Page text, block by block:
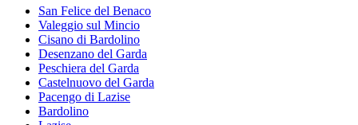
San Felice del Benaco
Valeggio sul Mincio
Cisano di Bardolino
Desenzano del Garda
Peschiera del Garda
Castelnuovo del Garda
Pacengo di Lazise
Bardolino